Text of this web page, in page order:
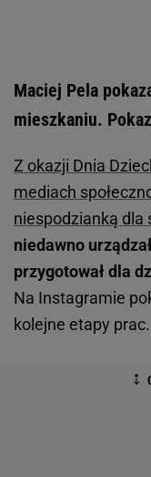
Maciej Pela
mieszkaniu.
Z okazji Dnia
mediach
niespodzianką dla
niedawno
przygotował dla
Na Instagramie
kolejne etapy prac.